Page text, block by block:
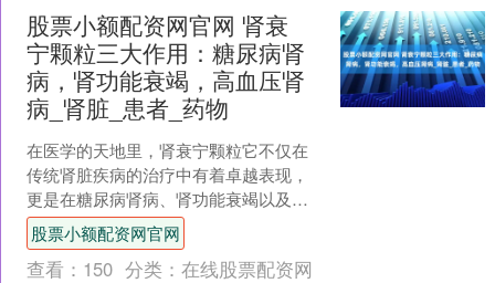
股票小额配资网官网 肾衰
宁颗粒三大作用：糖尿病肾
病，肾功能衰竭，高血压肾
病_肾脏_患者_药物
在医学的天地里，肾衰宁颗粒它不仅在
传统肾脏疾病的治疗中有着卓越表现，
更是在糖尿病肾病、肾功能衰竭以及高
血压肾病这三个棘手的病症领域，展现
出了令人惊喜的新用途，今....
股票小额配资网官网
查看： 150 分类： 在线股票配资网